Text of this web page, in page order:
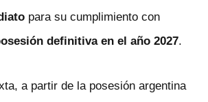
para su cumplimiento con
definitiva en el año 2027.
a partir de la posesión argentina